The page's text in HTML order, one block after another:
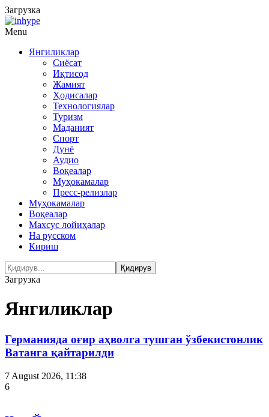
Загрузка
Menu
Янгиликлар
Сиёсат
Иқтисод
Жамият
Ҳодисалар
Технологиялар
Туризм
Маданият
Спорт
Дунё
Аудио
Воқеалар
Муҳокамалар
Пресс-релизлар
Муҳокамалар
Воқеалар
Махсус лойиҳалар
На русском
Кириш
Загрузка
Янгиликлар
Германияда оғир аҳволга тушган ўзбекистонлик
Ватанга қайтарилди
7 August 2026, 11:38
6